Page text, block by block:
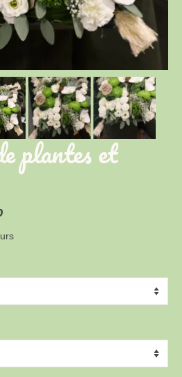
plantes et
prix :
€160.00